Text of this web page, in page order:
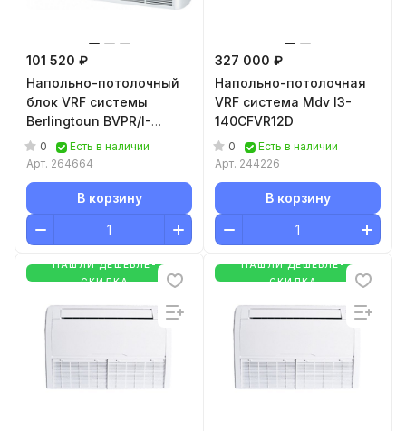
101 520 ₽
Напольно-потолочный
блок VRF системы
Berlingtoun BVPR/I-
140FA1
0
Есть в наличии
Арт. 264664
В корзину
327 000 ₽
Напольно-потолочная
VRF система Mdv I3-
140CFVR12D
0
Есть в наличии
Арт. 244226
В корзину
НАШЛИ ДЕШЕВЛЕ-
СКИДКА
НАШЛИ ДЕШЕВЛЕ-
СКИДКА